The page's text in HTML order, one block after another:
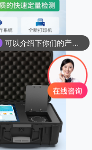
可以介绍下你们的产品么